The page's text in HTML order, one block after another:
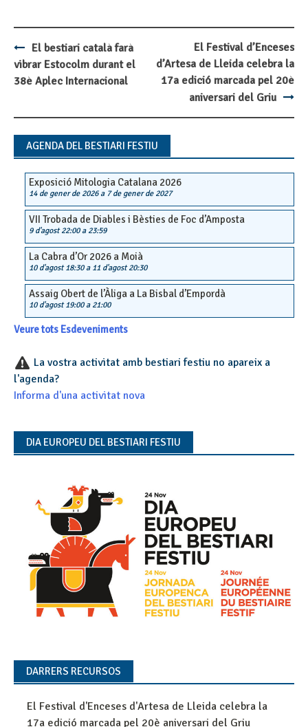
Post
navigation
El bestiari català farà
vibrar Estocolm durant el
38è Aplec Internacional
El Festival d’Enceses
d’Artesa de Lleida celebra la
17a edició marcada pel 20è
aniversari del Griu
AGENDA DEL BESTIARI FESTIU
Exposició Mitologia Catalana 2026
14 de gener de 2026a 7 de gener de 2027
VII Trobada de Diables i Bèsties de Foc d’Amposta
9 d'agost 22:00a 23:59
La Cabra d’Or 2026 a Moià
10 d'agost 18:30a 11 d'agost 20:30
Assaig Obert de l’Àliga a La Bisbal d’Empordà
10 d'agost 19:00a 21:00
Veure tots Esdeveniments
La vostra activitat amb bestiari festiu no apareix a
l'agenda?
Informa d'una activitat nova
DIA EUROPEU DEL BESTIARI FESTIU
DARRERS RECURSOS
El Festival d'Enceses d'Artesa de Lleida celebra la
17a edició marcada pel 20è aniversari del Griu